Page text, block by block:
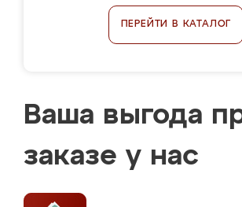
ПЕРЕЙТИ В КАТАЛОГ
Ваша выгода
заказе у нас